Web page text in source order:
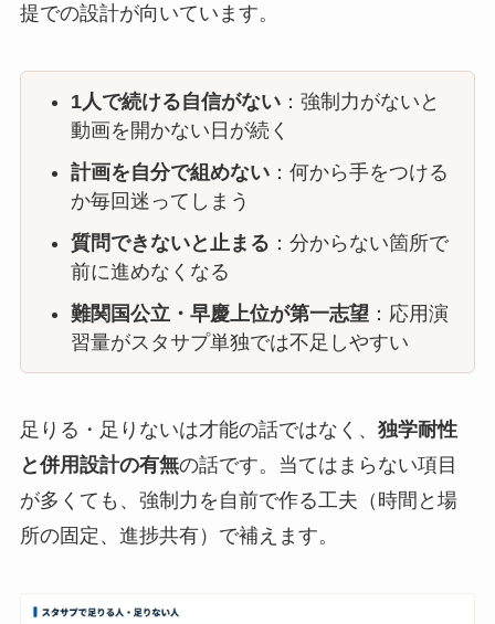
提での設計が向いています。
1人で続ける自信がない：強制力がないと
動画を開かない日が続く
計画を自分で組めない：何から手をつける
か毎回迷ってしまう
質問できないと止まる ：分からない箇所で
前に進めなくなる
難関国公立・早慶上位が第一志望 ：応用演
習量がスタサプ単独では不足しやすい
足りる・足りないは才能の話ではなく、 独学耐性
と併用設計の有無の話です。当てはまらない項目
が多くても、強制力を自前で作る工夫（時間と場
所の固定、進捗共有）で補えます。